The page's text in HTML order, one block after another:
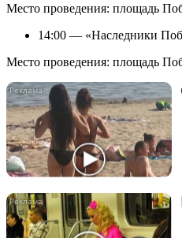
Место проведения: площадь
14:00 — «Наследники
Место проведения: площадь